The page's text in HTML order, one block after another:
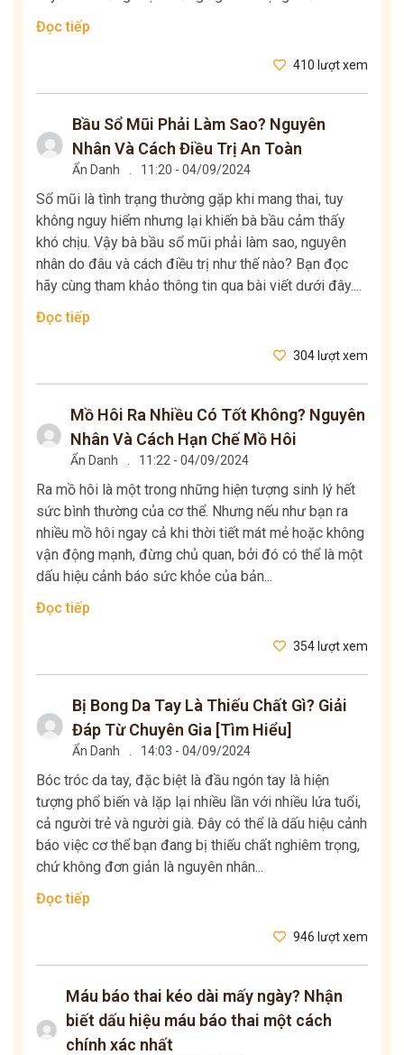
Đọc tiếp
410 lượt xem
Bầu Sổ Mũi Phải Làm Sao? Nguyên
Nhân Và Cách Điều Trị An Toàn
Ẩn Danh 11:20 - 04/09/2024
Sổ mũi là tình trạng thường gặp khi mang thai, tuy
không nguy hiểm nhưng lại khiến bà bầu cảm thấy
khó chịu. Vậy bà bầu sổ mũi phải làm sao, nguyên
nhân do đâu và cách điều trị như thế nào? Bạn đọc
hãy cùng tham khảo thông tin qua bài viết dưới đây....
Đọc tiếp
304 lượt xem
Mồ Hôi Ra Nhiều Có Tốt Không? Nguyên
Nhân Và Cách Hạn Chế Mồ Hôi
Ẩn Danh 11:22 - 04/09/2024
Ra mồ hôi là một trong những hiện tượng sinh lý hết
sức bình thường của cơ thể. Nhưng nếu như bạn ra
nhiều mồ hôi ngay cả khi thời tiết mát mẻ hoặc không
vận động mạnh, đừng chủ quan, bởi đó có thể là một
dấu hiệu cảnh báo sức khỏe của bản...
Đọc tiếp
354 lượt xem
Bị Bong Da Tay Là Thiếu Chất Gì? Giải
Đáp Từ Chuyên Gia [Tìm Hiểu]
Ẩn Danh 14:03 - 04/09/2024
Bóc tróc da tay, đặc biệt là đầu ngón tay là hiện
tượng phổ biến và lặp lại nhiều lần với nhiều lứa tuổi,
cả người trẻ và người già. Đây có thể là dấu hiệu cảnh
báo việc cơ thể bạn đang bị thiếu chất nghiêm trọng,
chứ không đơn giản là nguyên nhân...
Đọc tiếp
946 lượt xem
Máu báo thai kéo dài mấy ngày? Nhận
biết dấu hiệu máu báo thai một cách
chính xác nhất